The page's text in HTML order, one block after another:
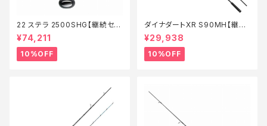
22 ステラ 2500SHG【継続セー
ル_リール】【10】
¥74,211
10%OFF
ダイナダートXR S90MH【継続
セール_ロッド】【10】
¥29,938
10%OFF